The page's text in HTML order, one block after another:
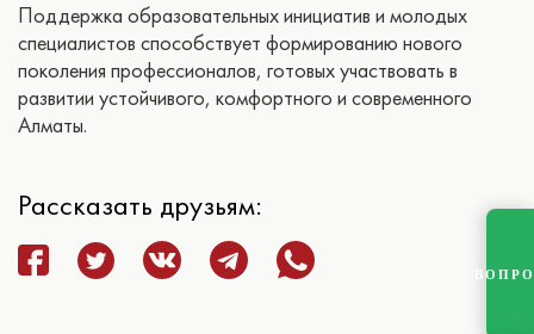
Поддержка образовательных инициатив и молодых
специалистов способствует формированию нового
поколения профессионалов, готовых участвовать в
развитии устойчивого, комфортного и современного
Алматы.
Рассказать друзьям: